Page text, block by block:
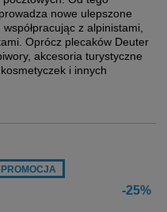
nowe ulepszone
z alpinistami,
Oprócz plecaków Deuter
akcesoria turystyczne
i innych
-25%
PROMOCJA